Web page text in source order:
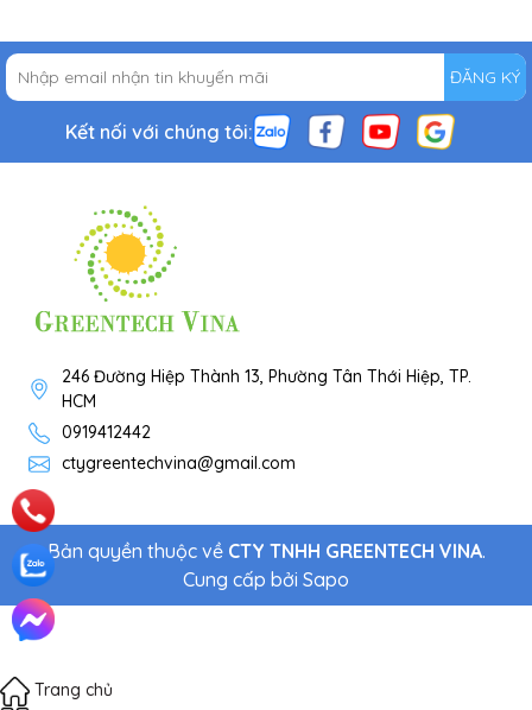
ĐĂNG KÝ
Kết nối với chúng tôi:
246 Đường Hiệp Thành 13, Phường Tân Thới Hiệp, TP.
HCM
0919412442
ctygreentechvina@gmail.com
Bản quyền thuộc về CTY TNHH GREENTECH VINA.
Cung cấp bởi Sapo
Trang chủ